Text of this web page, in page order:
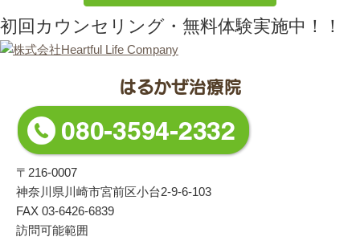
初回カウンセリング・無料体験実施中！！
はるかぜ治療院
〒216-0007
神奈川県川崎市宮前区小台2-9-6-103
FAX 03-6426-6839
訪問可能範囲